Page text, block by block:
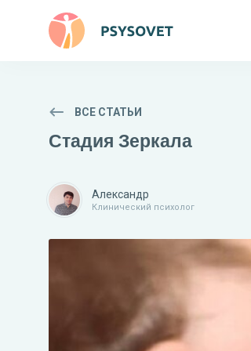
ВСЕ СТАТЬИ
Стадия Зеркала
Александр
Клинический психолог